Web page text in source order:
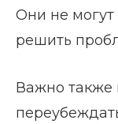
Они не могут
решить
Важно также